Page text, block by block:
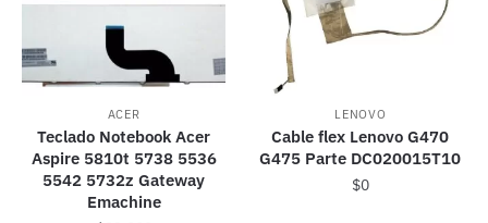
ACER
Teclado Notebook Acer
Aspire 5810t 5738 5536
5542 5732z Gateway
Emachine
LENOVO
Cable flex Lenovo G470
G475 Parte DC020015T10
$0